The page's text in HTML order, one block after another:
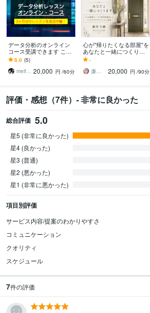
データ分析のオンライン
コース受講できます これ
からデータ分析をはじめ
たい人/業務に活用したい
人へ
5.0 (5)
meifelyuki 20,000 円 /60分
心が"帰りたくなる部屋"を
あなたと一緒につくりま
す ✤元建築士×パリ留学経
験ありインテリアデザイ
ナーがご提案✤
-
廉清生織 れんせい さき
20,000 円 /90分
評価・感想（7件）- 非常に良かった
総合評価 5.0
星5 (非常に良かった)
星4 (良かった)
星3 (普通)
星2 (悪かった)
星1 (非常に悪かった)
項目別評価
サービス内容/提案のわかりやすさ
コミュニケーション
クオリティ
スケジュール
7件の評価